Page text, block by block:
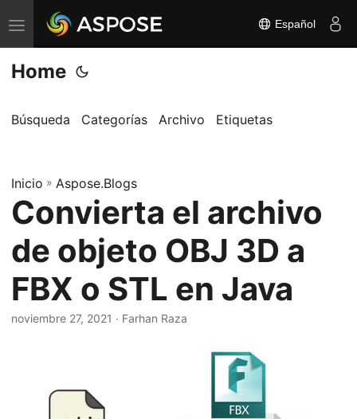
A
l
t
r
r
n
a
v
g
a
Español
Home
Búsqueda Categorías Archivo Etiquetas
Inicio » Aspose.Blogs
Convierta el archivo
de objeto OBJ 3D a
FBX o STL en Java
noviembre 27, 2021 · Farhan Raza